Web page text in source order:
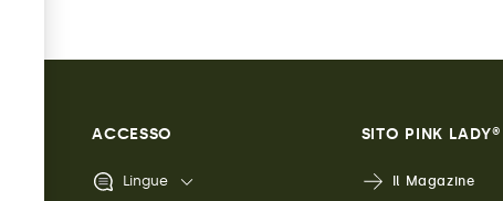
ACCESSO
Lingue
SITO PINK LADY®
Il Magazine